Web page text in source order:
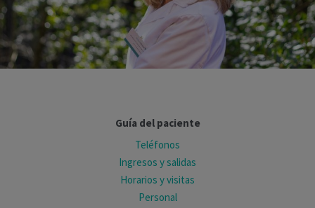
Guía del paciente
Teléfonos
Ingresos y salidas
Horarios y visitas
Personal